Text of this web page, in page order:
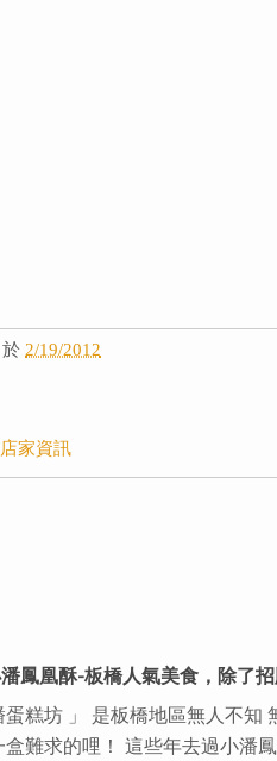
於 2/19/2012
家資訊
鳳凰酥-板橋人氣美食，除了
糕坊 」 是板橋地區無人不
難求的哩！ 這些年去過小潘